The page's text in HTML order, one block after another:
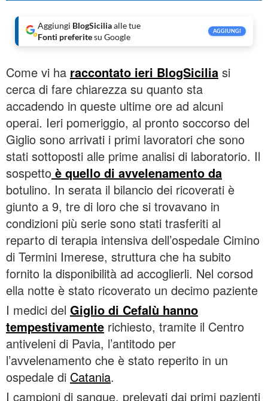
Aggiungi BlogSiciliaalle tue
Fonti preferitesu Google
AGGIUNGI
Come vi ha raccontato ieri BlogSicilia si
cerca di fare chiarezza su quanto sta
accadendo in queste ultime ore ad alcuni
operai. Ieri pomeriggio, al pronto soccorso del
Giglio sono arrivati i primi lavoratori che sono
stati sottoposti alle prime analisi di laboratorio. Il
sospetto è quello di avvelenamento da
botulino. In serata il bilancio dei ricoverati è
giunto a 9, tre di loro che si trovavano in
condizioni più serie sono stati trasferiti al
reparto di terapia intensiva dell’ospedale Cimino
di Termini Imerese, struttura che ha subito
fornito la disponibilità ad accoglierli. Nel corsod
ella notte è stato ricoverato un decimo paziente
I medici del Giglio di Cefalù hanno
tempestivamente richiesto, tramite il Centro
antiveleni di Pavia, l’antitodo per
l’avvelenamento che è stato reperito in un
ospedale di Catania.
I campioni di sangue, prelevati dai primi pazienti